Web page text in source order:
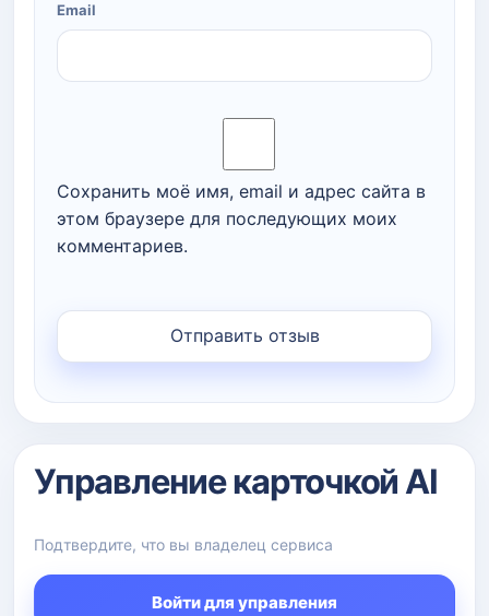
Email
Сохранить моё имя, email и адрес сайта в
этом браузере для последующих моих
комментариев.
Управление карточкой AI
Подтвердите, что вы владелец сервиса
Войти для управления